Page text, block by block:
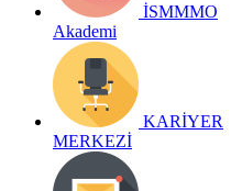
İSMMMO
Akademi
KARİYER
MERKEZİ